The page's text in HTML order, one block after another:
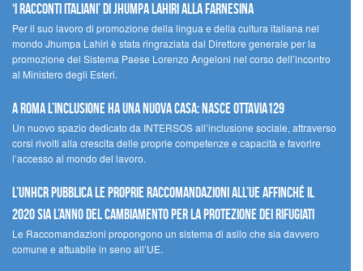
‘I racconti italiani’ di Jhumpa Lahiri alla Farnesina
Per il suo lavoro di promozione della lingua e della cultura italiana nel
mondo Jhumpa Lahiri è stata ringraziata dal Direttore generale per la
promozione del Sistema Paese Lorenzo Angeloni nel corso dell’incontro
al Ministero degli Esteri.
A Roma l’inclusione ha una nuova casa: nasce Ottavia129
Un nuovo spazio dedicato da INTERSOS all’inclusione sociale, attraverso
corsi rivolti alla crescita delle proprie competenze e capacità e favorire
l’accesso al mondo del lavoro.
L’UNHCR pubblica le proprie raccomandazioni all’UE affinché il
2020 sia l’anno del cambiamento per la protezione dei rifugiati
Le Raccomandazioni propongono un sistema di asilo che sia davvero
comune e attuabile in seno all’UE.